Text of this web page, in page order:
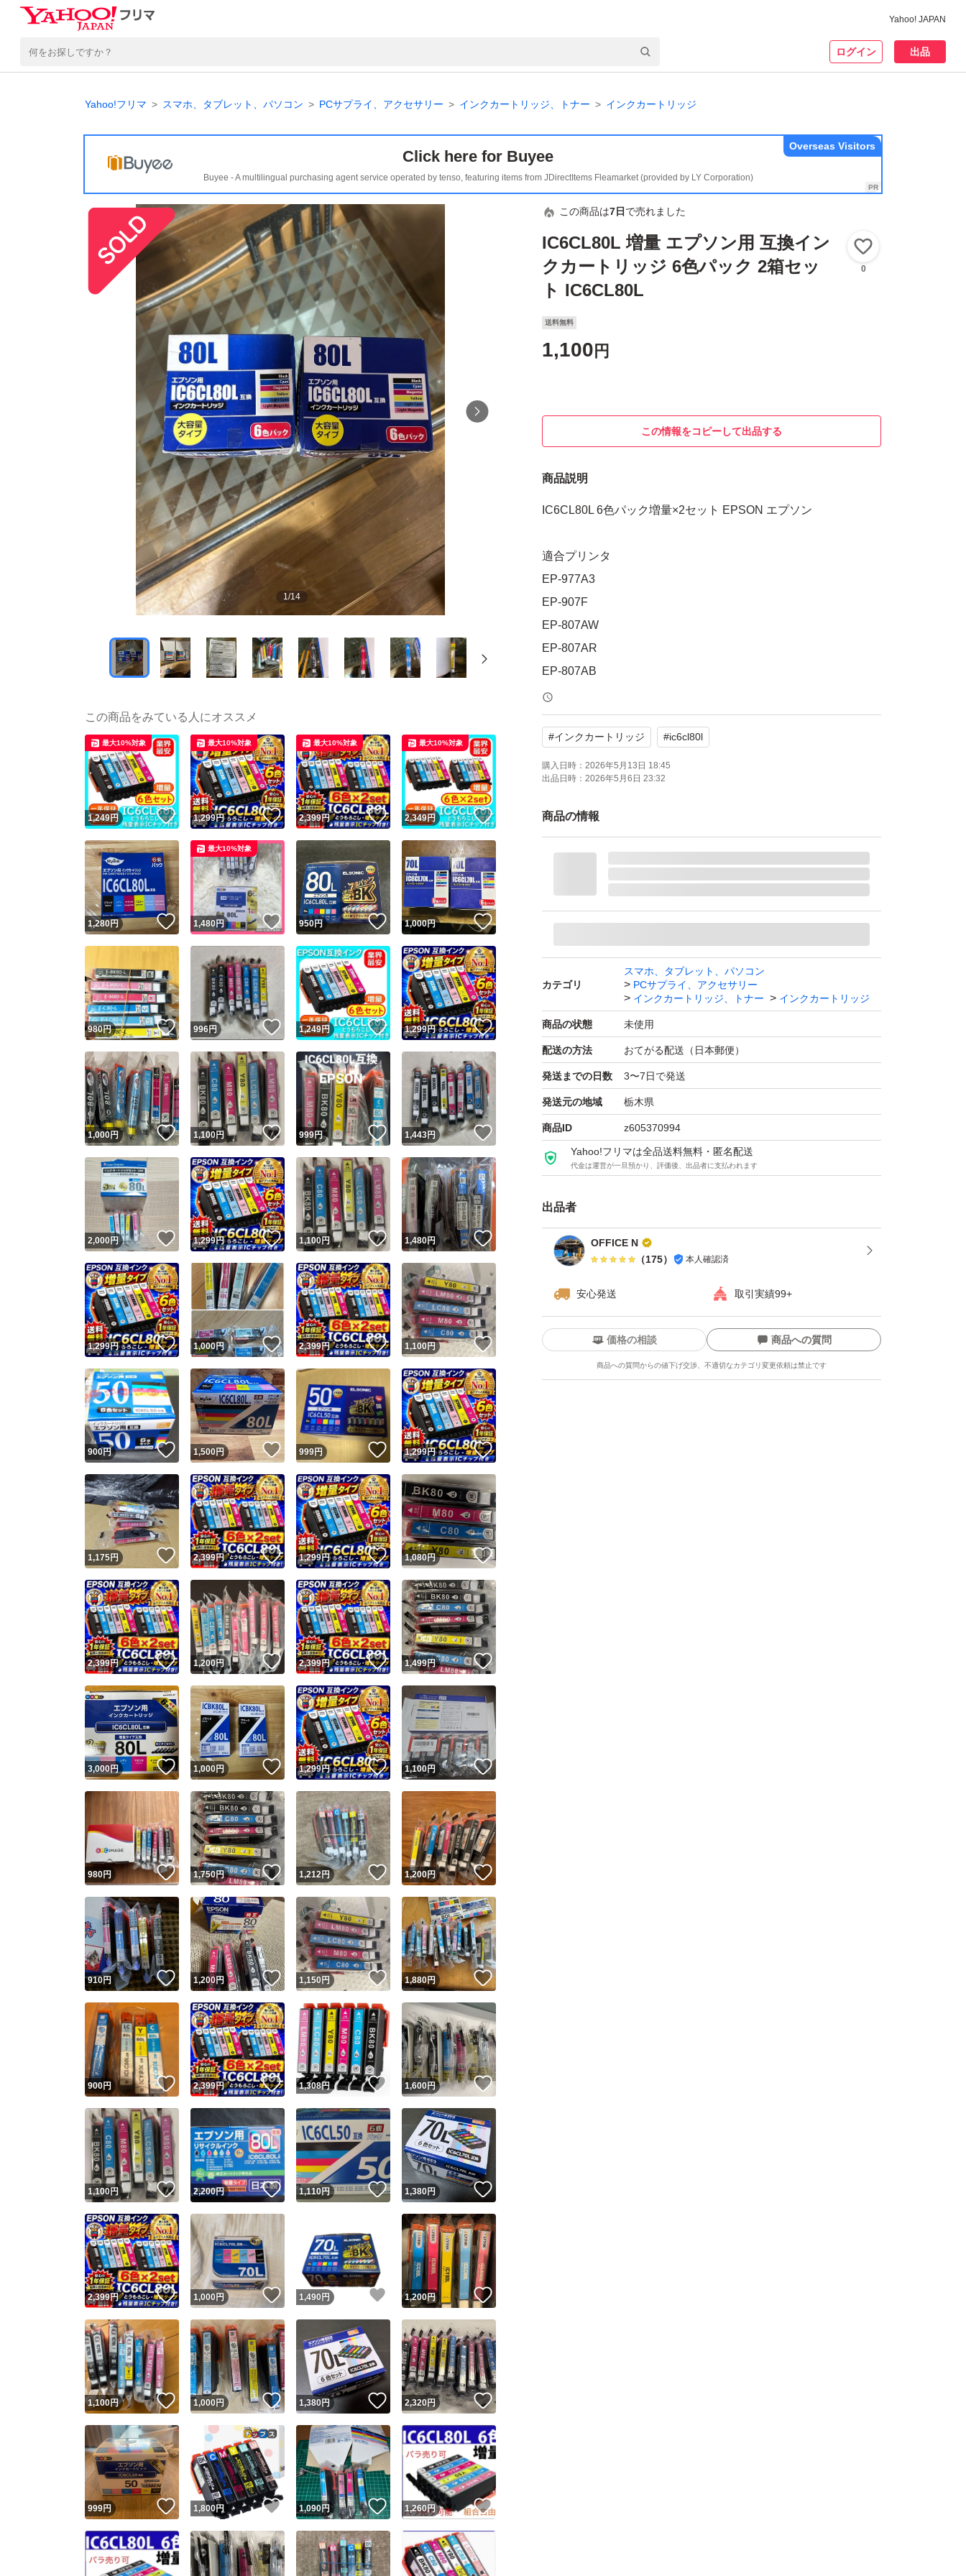
Yahoo! JAPAN
ログイン 出品
Yahoo!フリマ スマホ、タブレット、パソコン PCサプライ、アクセサリー インクカートリッジ、トナー インクカートリッジ
Click here for Buyee
Buyee - A multilingual purchasing agent service operated by tenso, featuring items from JDirectItems Fleamarket (provided by LY Corporation)
Overseas Visitors
1/14
この商品は7日 で売れました
IC6CL80L 増量 エプソン用 互換イン
クカートリッジ 6色パック 2箱セッ
ト IC6CL80L
0
送料無料
1,100 円
この情報をコピーして出品する
商品説明
IC6CL80L 6色パック増量×2セット EPSON エプソン
適合プリンタ
EP-977A3
EP-907F
EP-807AW
EP-807AR
EP-807AB
EP-777A
EP-707A
その他質問がございましたら、お問い合わせください。
在庫品につき、外側の箱の色あせ、へこみ等,
まれには、インクつまりがあり使用不可の物が入る可能性もあり
ありますが、中身は未開封品です。出荷時に開封確認はしません
のでご了承ください。
出荷時は、A4の封筒、ゆうパケットにての発送になりますので、
中身のみの発送になります。
外箱が必要な方は、落札後コメント欄に、外箱入れると、ご記入
いただければたいおういたします。
在庫品ですので、何時の製造、在庫になってからの期間、私が仕
入れる前の時点での保管方法など、わかりませんので、梱包前に
振ってみて、インクが液体のままか劣化して固まっているかくら
いの判断しか付きません。そのことを了承の上、ご購入してくだ
さい。
購入後は自己責任でお願いいたします、返金、交換等はできませ
んのでご了承の上ご購入お願いいたします。
２箱セットでの手元に入る売り上げは６００円程度、一個にした
ら３０円です。神経質な方のご購入はご円了ください、転売目的
ショップでございます。けしてインク屋ではございませんので、
ご理解よろしくお願いいたします。
他社も含めウェブサイトで販売いたしておりますが、最安値で販
売いたしておりますので、よろしくお願いいたします、
尚、梱包資材、送料等、高騰しておりますので、申し訳ございま
せんが外税として、税込み￥1100とさせていただきます。ご理解
#インクカートリッジ #ic6cl80l
購入日時： 2026年5月13日 18:45
出品日時： 2026年5月6日 23:32
商品の情報
カテゴリ
スマホ、タブレット、パソコン
PCサプライ、アクセサリー
インクカートリッジ、トナー
インクカートリッジ
商品の状態 未使用
配送の方法 おてがる配送（日本郵便）
発送までの日数 3〜7日で発送
発送元の地域 栃木県
商品ID z605370994
Yahoo!フリマは全品送料無料・匿名配送
代金は運営が一旦預かり、評価後、出品者に支払われます
出品者
OFFICE N
（175） 本人確認済
安心発送 取引実績99+
ユーザーの実績について
Yahoo!フリマが定めた一定の基準を満たしたユーザーにバッジを付与しています
安心取引出品者
安心取引出品者 Yahoo!フリマの基準をクリアした安心・安全なユーザーです
取引実績
取引実績◯+ このユーザーはYahoo!フリマの取引を完了させた実績があります
他フリマ実績◯+ このユーザーは他フリマサービスでの取引実績があります
スピード&安心発送
※このバッジは実績に基づく表示であり、発送を保証しているものではありません
スピード＆安心発送
このユーザーは高頻度で24時間以内＆設定した発送日数内に発送してい
ます
スピード発送 このユーザーは高頻度で24時間以内に発送しています
安心発送 このユーザーは設定した発送日数内に発送しています
価格の相談 商品への質問
商品への質問からの値下げ交渉、不適切なカテゴリ変更依頼は禁止です
この商品の情報をコピーします
商品画像の無断転載は禁止されています
コピーは1商品につき1回です
出品ページへ
キャンセル
この商品をみている人にオススメ
1,249円 いいね！
最大10%対象
1,299円 いいね！
最大10%対象
2,399円 いいね！
最大10%対象
2,349円 いいね！
最大10%対象
1,280円 いいね！
1,480円 いいね！
最大10%対象
950円 いいね！
1,000円 いいね！
980円 いいね！
996円 いいね！
1,249円 いいね！
1,299円 いいね！
1,000円 いいね！
1,100円 いいね！
999円 いいね！
1,443円
2,000円 いいね！
1,299円 いいね！
1,100円 いいね！
1,480円 いいね！
1,299円 いいね！
1,000円 いいね！
2,399円 いいね！
1,100円 いいね！
900円 いいね！
1,500円 いいね！
999円 いいね！
1,299円 いいね！
1,175円 いいね！
2,399円 いいね！
1,299円 いいね！
1,080円
2,399円 いいね！
1,200円 いいね！
2,399円 いいね！
1,499円 いいね！
3,000円 いいね！
1,000円 いいね！
1,299円 いいね！
1,100円
980円 いいね！
1,750円 いいね！
1,212円 いいね！
1,200円
910円 いいね！
1,200円 いいね！
1,150円 いいね！
1,880円 いいね！
900円 いいね！
2,399円 いいね！
1,308円 いいね！
1,600円 いいね！
1,100円 いいね！
2,200円 いいね！
1,110円 いいね！
1,380円 いいね！
2,399円 いいね！
1,000円 いいね！
1,490 円 いいね！
1,200円
1,100円 いいね！
1,000円 いいね！
1,380円 いいね！
2,320円 いいね！
999円 いいね！
1,800円 いいね！
1,090円 いいね！
1,260円